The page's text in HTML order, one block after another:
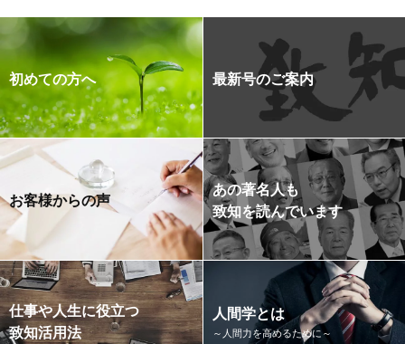
初めての方へ 最新号のご案内
お客様からの声
あの著名人も
致知を読んでいます
仕事や人生に役立つ
致知活用法
人間学とは
～人間力を高めるために～